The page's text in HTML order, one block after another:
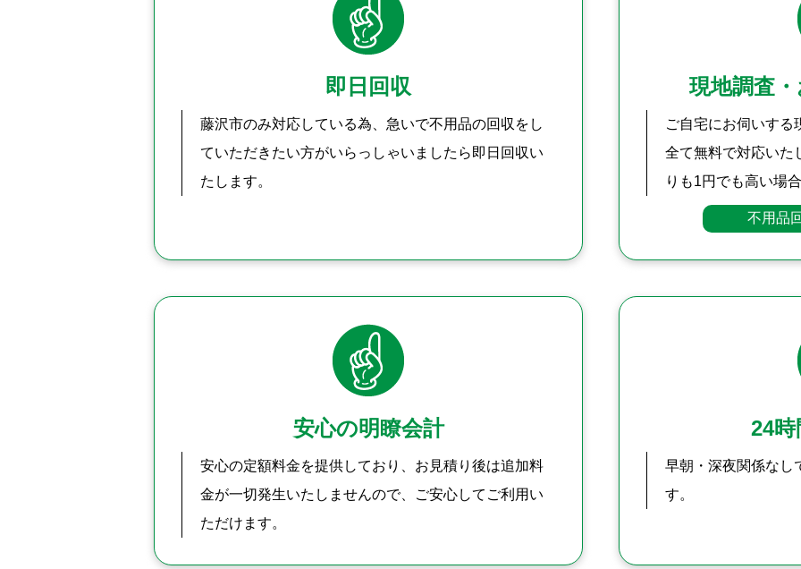
即日回収
藤沢市のみ対応している為、急いで不用品の回収をし
ていただきたい方がいらっしゃいましたら即日回収い
たします。
現地調査
ご自宅にお伺いする
全て無料で対応いた
りも1円でも高い場
不用品
安心の明瞭会計
安心の定額料金を提供しており、お見積り後は追加料
金が一切発生いたしませんので、ご安心してご利用い
ただけます。
24時
早朝・深夜関係なし
す。